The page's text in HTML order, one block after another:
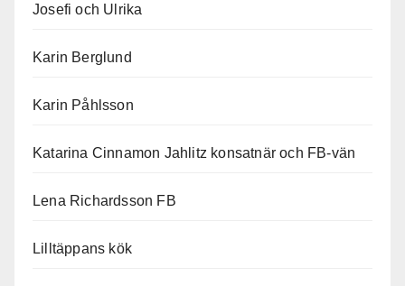
Josefi och Ulrika
Karin Berglund
Karin Påhlsson
Katarina Cinnamon Jahlitz konsatnär och FB-vän
Lena Richardsson FB
Lilltäppans kök